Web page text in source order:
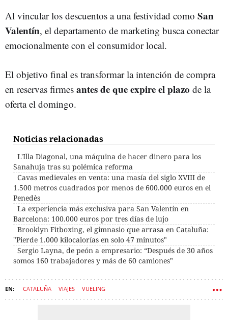
Al vincular los descuentos a una festividad como San
Valentín, el departamento de marketing busca conectar
emocionalmente con el consumidor local.
El objetivo final es transformar la intención de compra
en reservas firmes antes de que expire el plazo de la
oferta el domingo.
Noticias relacionadas
L'Illa Diagonal, una máquina de hacer dinero para los
Sanahuja tras su polémica reforma
Cavas medievales en venta: una masía del siglo XVIII de
1.500 metros cuadrados por menos de 600.000 euros en el
Penedès
La experiencia más exclusiva para San Valentín en
Barcelona: 100.000 euros por tres días de lujo
Brooklyn Fitboxing, el gimnasio que arrasa en Cataluña:
"Pierde 1.000 kilocalorías en solo 47 minutos"
Sergio Layna, de peón a empresario: “Después de 30 años
somos 160 trabajadores y más de 60 camiones"
CATALUÑA VIAJES VUELING